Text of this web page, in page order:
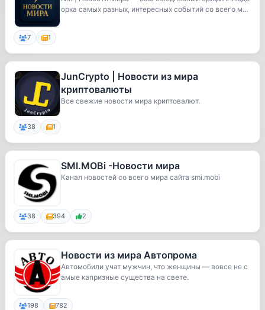
орка самых разных, интересных событий со всего ми
7 1
JunCrypto | Новости из мира
криптовалюты
Все свежие новости мира криптовалют.
38 1
SMI.MOBi -Новости мира
Канал новостей со всего мира сайта smi.mobi
38 394 2
Новости из мира Автопрома
Автомобили учат мужчин, что женщины — вовсе не с
амые капризные существа на свете.
198 782